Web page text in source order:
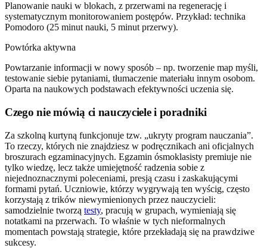
Planowanie nauki w blokach, z przerwami na regenerację i
systematycznym monitorowaniem postępów. Przykład: technika
Pomodoro (25 minut nauki, 5 minut przerwy).
Powtórka aktywna
Powtarzanie informacji w nowy sposób – np. tworzenie map myśli,
testowanie siebie pytaniami, tłumaczenie materiału innym osobom.
Oparta na naukowych podstawach efektywności uczenia się.
Czego nie mówią ci nauczyciele i poradniki
Za szkolną kurtyną funkcjonuje tzw. „ukryty program nauczania”.
To rzeczy, których nie znajdziesz w podręcznikach ani oficjalnych
broszurach egzaminacyjnych. Egzamin ósmoklasisty premiuje nie
tylko wiedzę, lecz także umiejętność radzenia sobie z
niejednoznacznymi poleceniami, presją czasu i zaskakującymi
formami pytań. Uczniowie, którzy wygrywają ten wyścig, często
korzystają z trików niewymienionych przez nauczycieli:
samodzielnie tworzą testy, pracują w grupach, wymieniają się
notatkami na przerwach. To właśnie w tych nieformalnych
momentach powstają strategie, które przekładają się na prawdziwe
sukcesy.